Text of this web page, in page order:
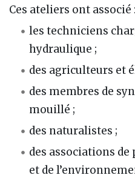
Ces ateliers ont associé :
les techniciens
hydraulique ;
des agriculteurs et
des membres de
mouillé ;
des naturalistes ;
des associations
et de